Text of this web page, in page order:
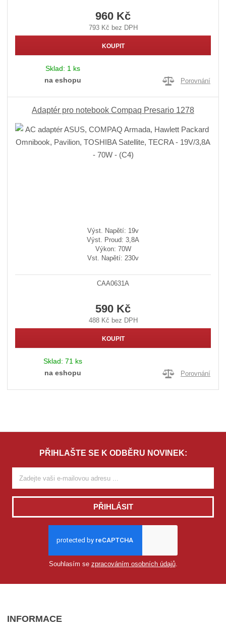
960 Kč
793 Kč bez DPH
KOUPIT
Sklad: 1 ks
na eshopu
Porovnání
Adaptér pro notebook Compaq Presario 1278
Výst. Napětí: 19v
Výst. Proud: 3,8A
Výkon: 70W
Vst. Napětí: 230v
CAA0631A
590 Kč
488 Kč bez DPH
KOUPIT
Sklad: 71 ks
na eshopu
Porovnání
PŘIHLAŠTE SE K ODBĚRU NOVINEK:
PŘIHLÁSIT
Souhlasím se zpracováním osobních údajů.
INFORMACE